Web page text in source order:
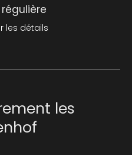
les détails
les